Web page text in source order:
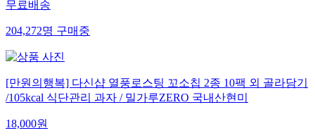
무료배송
204,272명구매중
[만원의행복] 다신샵 열풍로스팅 꼬소칩 2종 10팩 외 골라담기
/105kcal 식단관리 과자 / 밀가루ZERO 국내산현미
18,000원